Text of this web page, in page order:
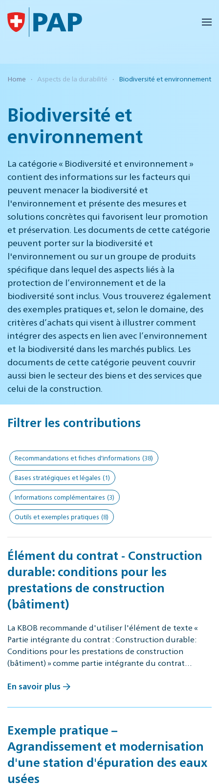
Accéder au contenu principal
Home Aspects de la durabilité Biodiversité et environnement
Biodiversité et
environnement
La catégorie « Biodiversité et environnement »
contient des informations sur les facteurs qui
peuvent menacer la biodiversité et
l'environnement et présente des mesures et
solutions concrètes qui favorisent leur promotion
et préservation. Les documents de cette catégorie
peuvent porter sur la biodiversité et
l'environnement ou sur un groupe de produits
spécifique dans lequel des aspects liés à la
protection de l’environnement et de la
biodiversité sont inclus. Vous trouverez également
des exemples pratiques et, selon le domaine, des
critères d’achats qui visent à illustrer comment
intégrer des aspects en lien avec l’environnement
et la biodiversité dans les marchés publics. Les
documents de cette catégorie peuvent couvrir
aussi bien le secteur des biens et des services que
celui de la construction.
Filtrer les contributions
Recommandations et fiches d'informations (38)
Bases stratégiques et légales (1)
Informations complémentaires (3)
Outils et exemples pratiques (8)
Élément du contrat - Construction
durable: conditions pour les
prestations de construction
(bâtiment)
La KBOB recommande d'utiliser l'élément de texte «
Partie intégrante du contrat : Construction durable:
Conditions pour les prestations de construction
(bâtiment) » comme partie intégrante du contrat…
En savoir plus
Exemple pratique –
Agrandissement et modernisation
d'une station d'épuration des eaux
usées